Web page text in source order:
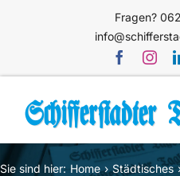
Fragen?
Home
Sie sind hier: Home
Städtisches